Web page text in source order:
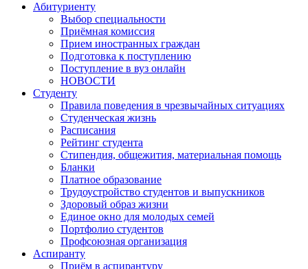
Абитуриенту
Выбор специальности
Приёмная комиссия
Прием иностранных граждан
Подготовка к поступлению
Поступление в вуз онлайн
НОВОСТИ
Студенту
Правила поведения в чрезвычайных ситуациях
Студенческая жизнь
Расписания
Рейтинг студента
Стипендия, общежития, материальная помощь
Бланки
Платное образование
Трудоустройство студентов и выпускников
Здоровый образ жизни
Единое окно для молодых семей
Портфолио студентов
Профсоюзная организация
Аспиранту
Приём в аспирантуру